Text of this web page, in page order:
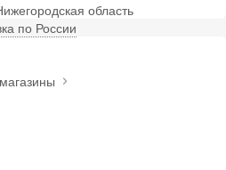
область
по России